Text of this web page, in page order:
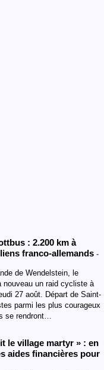
: 2.200 km à
franco-allemands -
de Wendelstein, le
nouveau un raid cycliste à
27 août. Départ de Saint-
parmi les plus courageux
se rendront…
le village martyr » : en
aides financières pour